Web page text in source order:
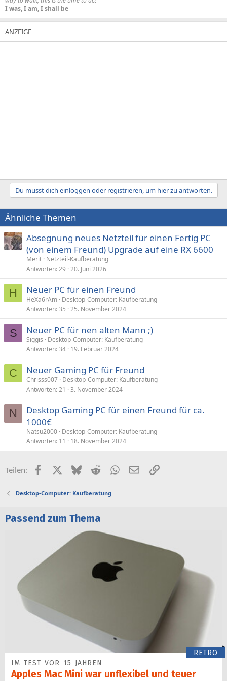
I was, I am, I shall be
Du musst dich einloggen oder registrieren, um hier zu antworten.
Ähnliche Themen
Absegnung neues Netzteil für einen Fertig PC
(von einem Freund) Upgrade auf eine RX 6600
Merit Netzteil-Kaufberatung
Antworten 29 20. Juni 2026
H Neuer PC für einen Freund
HeXa6rAm Desktop-Computer: Kaufberatung
Antworten 35 25. November 2024
S Neuer PC für nen alten Mann ;)
Siggis
Desktop-Computer: Kaufberatung
Antworten 34 19. Februar 2024
C Neuer Gaming PC für Freund
Chrisss007 Desktop-Computer: Kaufberatung
Antworten 21 3. November 2024
N
Desktop Gaming PC für einen Freund für ca.
1000€
Natsu2000 Desktop-Computer: Kaufberatung
Antworten 11 18. November 2024
Teilen: FacebookX (Twitter)
BlueskyRedditWhatsApp
E-MailLink
Desktop-Computer: Kaufberatung
Passend zum Thema
RETRO
IM TEST VOR 15 JAHREN
Apples Mac Mini war unflexibel und teuer